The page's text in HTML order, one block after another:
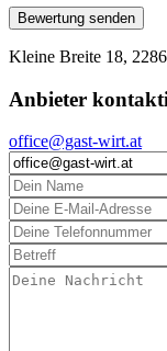
Kleine Breite 18,
Anbieter
office@gast-wirt.at